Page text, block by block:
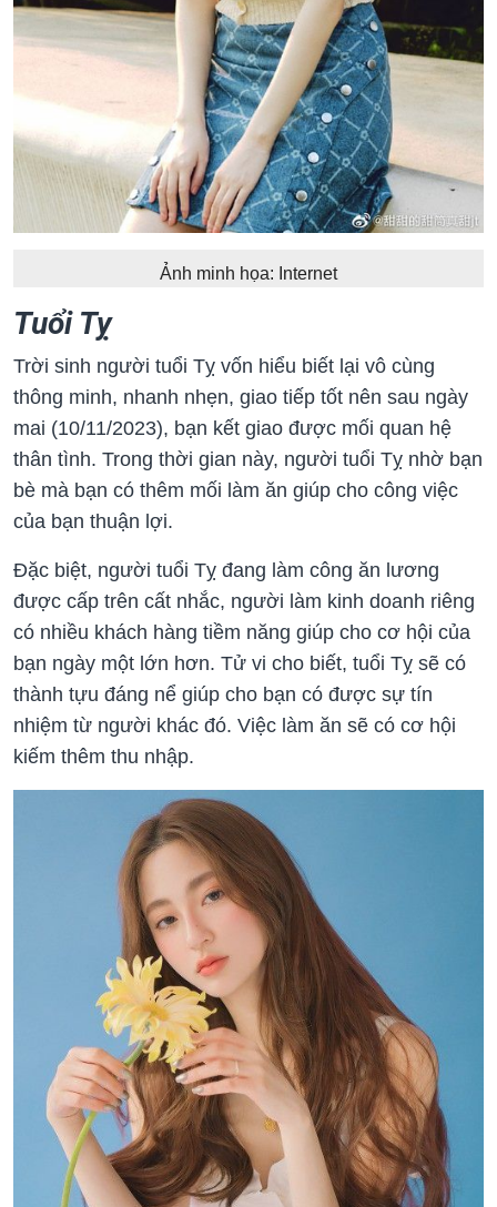
Ảnh minh họa: Internet
Tuổi Tỵ
Trời sinh người tuổi Tỵ vốn hiểu biết lại vô cùng
thông minh, nhanh nhẹn, giao tiếp tốt nên sau ngày
mai (10/11/2023), bạn kết giao được mối quan hệ
thân tình. Trong thời gian này, người tuổi Tỵ nhờ bạn
bè mà bạn có thêm mối làm ăn giúp cho công việc
của bạn thuận lợi.
Đặc biệt, người tuổi Tỵ đang làm công ăn lương
được cấp trên cất nhắc, người làm kinh doanh riêng
có nhiều khách hàng tiềm năng giúp cho cơ hội của
bạn ngày một lớn hơn. Tử vi cho biết, tuổi Tỵ sẽ có
thành tựu đáng nể giúp cho bạn có được sự tín
nhiệm từ người khác đó. Việc làm ăn sẽ có cơ hội
kiếm thêm thu nhập.